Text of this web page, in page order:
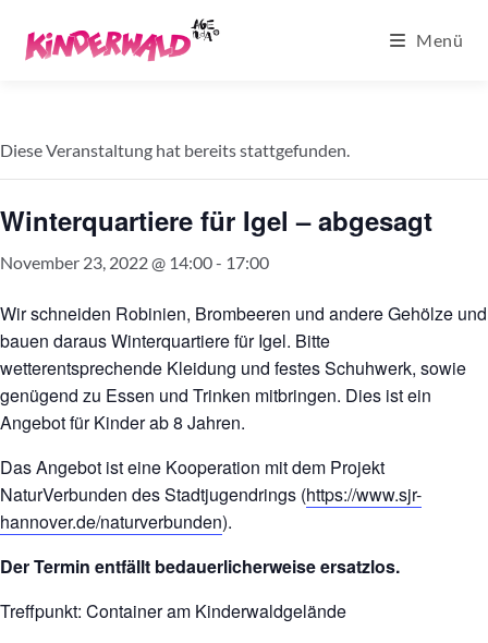
Inhalt
springen
Menü
Diese Veranstaltung hat bereits stattgefunden.
Winterquartiere für Igel – abgesagt
November 23, 2022 @ 14:00- 17:00
Wir schneiden Robinien, Brombeeren und andere Gehölze und
bauen daraus Winterquartiere für Igel. Bitte
wetterentsprechende Kleidung und festes Schuhwerk, sowie
genügend zu Essen und Trinken mitbringen. Dies ist ein
Angebot für Kinder ab 8 Jahren.
Das Angebot ist eine Kooperation mit dem Projekt
NaturVerbunden des Stadtjugendrings (https://www.sjr-
hannover.de/naturverbunden).
Der Termin entfällt bedauerlicherweise ersatzlos.
Treffpunkt: Container am Kinderwaldgelände